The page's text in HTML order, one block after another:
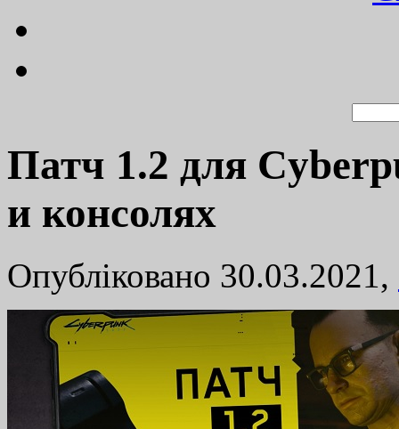
Патч 1.2 для
и консолях
Опубліковано 30.03.2021,